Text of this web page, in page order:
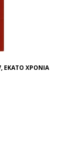
ΕΚΑΤΟ ΧΡΟΝΙΑ